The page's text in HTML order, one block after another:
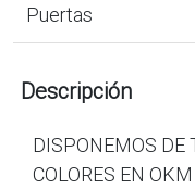
Puertas
Descripción
DISPONEMOS DE
COLORES EN